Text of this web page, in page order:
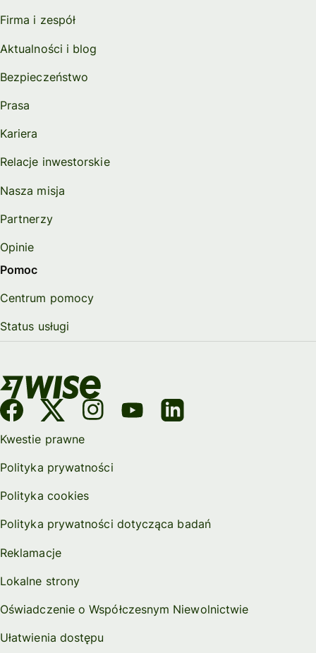
Firma i zespół
Aktualności i blog
Bezpieczeństwo
Prasa
Kariera
Relacje inwestorskie
Nasza misja
Partnerzy
Opinie
Pomoc
Centrum pomocy
Status usługi
Kwestie prawne
Polityka prywatności
Polityka cookies
Polityka prywatności dotycząca badań
Reklamacje
Lokalne strony
Oświadczenie o Współczesnym Niewolnictwie
Ułatwienia dostępu